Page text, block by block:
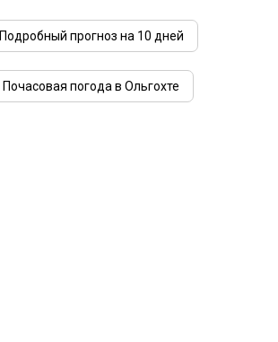
Подробный прогноз на 10 дней
Почасовая погода в Ольгохте